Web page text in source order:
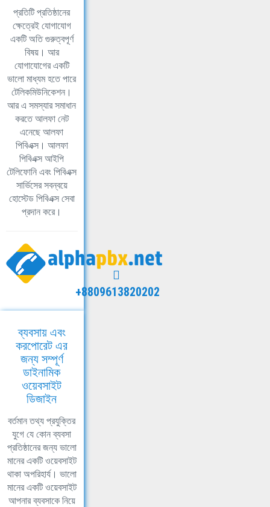
প্রতিটি প্রতিষ্ঠানের
ক্ষেত্রেই যোগাযোগ
একটি অতি গুরুত্বপূর্ণ
বিষয়। আর
যোগাযোগের একটি
ভালো মাধ্যম হতে পারে
টেলিকমিউনিকেশন।
আর এ সমস্যার সমাধান
করতে আলফা নেট
এনেছে আলফা
পিবিএক্স। আলফা
পিবিএক্স আইপি
টেলিফোনি এবং পিবিএক্স
সার্ভিসের সবন্বয়ে
হোস্টেড পিবিএক্স সেবা
প্রদান করে।
+8809613820202
ব্যবসায় এবং
করপোরেট এর
জন্য সম্পূর্ণ
ডাইনামিক
ওয়েবসাইট
ডিজাইন
বর্তমান তথ্য প্রযুক্তির
যুগে যে কোন ব্যবসা
প্রতিষ্ঠানের জন্য ভালো
মানের একটি ওয়েবসাইট
থাকা অপরিহার্য। ভালো
মানের একটি ওয়েবসাইট
আপনার ব্যবসাকে নিয়ে